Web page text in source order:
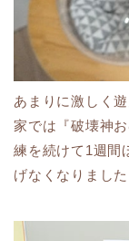
あまりに激しく
家では『破壊神
練を続けて1週間
げなくなりました